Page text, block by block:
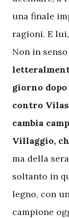
una finale
ragioni. E
Non in
giorno
contro
cambia
Villaggio,
ma della
soltanto in
legno, con
campione